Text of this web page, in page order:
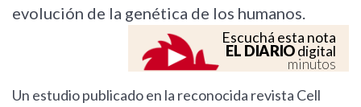
evolución de la genética de los humanos.
Escuchá esta nota
EL DIARIOdigital
minutos
Un estudio publicado en la reconocida revista Cell